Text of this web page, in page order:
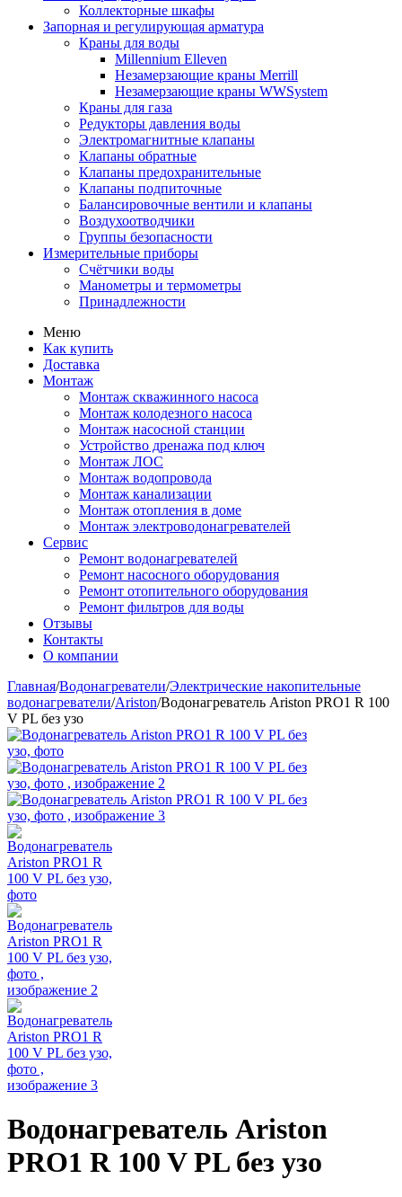
Коллекторные шкафы
Запорная и регулирующая арматура
Краны для воды
Millennium Elleven
Незамерзающие краны Merrill
Незамерзающие краны WWSystem
Краны для газа
Редукторы давления воды
Электромагнитные клапаны
Клапаны обратные
Клапаны предохранительные
Клапаны подпиточные
Балансировочные вентили и клапаны
Воздухоотводчики
Группы безопасности
Измерительные приборы
Счётчики воды
Манометры и термометры
Принадлежности
Меню
Как купить
Доставка
Монтаж
Монтаж скважинного насоса
Монтаж колодезного насоса
Монтаж насосной станции
Устройство дренажа под ключ
Монтаж ЛОС
Монтаж водопровода
Монтаж канализации
Монтаж отопления в доме
Монтаж электроводонагревателей
Сервис
Ремонт водонагревателей
Ремонт насосного оборудования
Ремонт отопительного оборудования
Ремонт фильтров для воды
Отзывы
Контакты
О компании
Главная/Водонагреватели/Электрические накопительные
водонагреватели/Ariston/Водонагреватель Ariston PRO1 R 100
V PL без узо
Водонагреватель Ariston
PRO1 R 100 V PL без узо